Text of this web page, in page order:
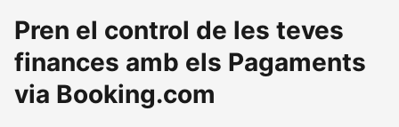
Pren el control de les teves
finances amb els Pagaments
via Booking.com